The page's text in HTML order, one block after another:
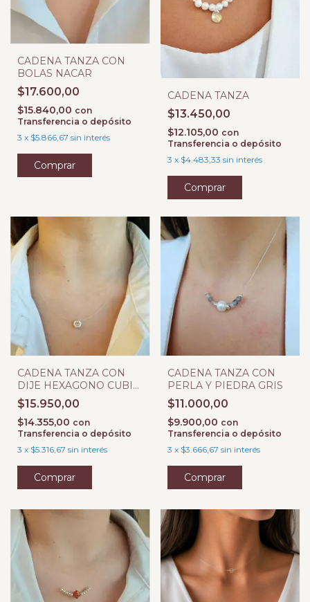
CADENA TANZA CON
BOLAS NACAR
$17.600,00
$15.840,00 con
Transferencia o depósito
3 x $5.866,67 sin interés
CADENA TANZA
$13.450,00
$12.105,00 con
Transferencia o depósito
3 x $4.483,33 sin interés
Comprar
CADENA TANZA CON
DIJE HEXAGONO CUBIC
AMBAR
$15.950,00
$14.355,00 con
Transferencia o depósito
3 x $5.316,67 sin interés
CADENA TANZA CON
PERLA Y PIEDRA GRIS
$11.000,00
$9.900,00 con
Transferencia o depósito
3 x $3.666,67 sin interés